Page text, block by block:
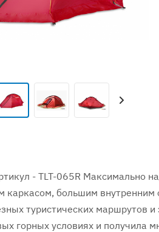
- TLT-065R Максимально
каркасом, большим
туристических
горных условиях и получила